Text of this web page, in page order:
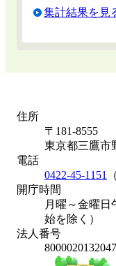
集計結果を見
住所
〒181-8555
東京都三鷹市
電話
0422-45-1151
開庁時間
月曜～金曜日
始を除く）
法人番号
8000020132047